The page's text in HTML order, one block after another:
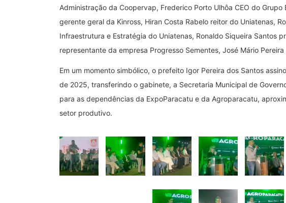
Administração da Coopervap, Frederico Porto Ulhôa CEO do
gerente geral da Kinross, Hiran Costa Rabelo reitor do Uniatenas,
Infraestrutura e Estratégia do Uniatenas, Ronaldo Siqueira Santos
representante da empresa Progresso Sementes, José Mário Pereira
Em um momento simbólico, o prefeito Igor Pereira dos Santos
de 2025, transferindo o gabinete, a Secretaria Municipal de
para as dependências da ExpoParacatu e da Agroparacatu,
setor produtivo.